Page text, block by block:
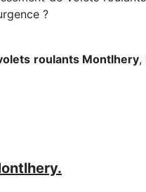
?
roulants Montlhery,